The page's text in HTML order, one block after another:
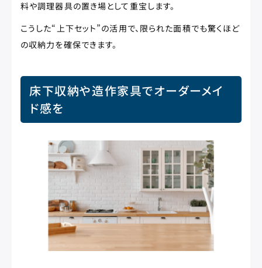
料や調理器具の置き場として重宝します。
こうした“上下セット”の活用で、限られた面積でも驚くほど
の収納力を確保できます。
床下収納や造作家具でオーダーメイ
ド感を